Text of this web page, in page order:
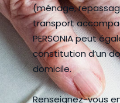
(ménage,
transport
PERSONIA peut
constitution d’un
domicile.
Renseignez-vous